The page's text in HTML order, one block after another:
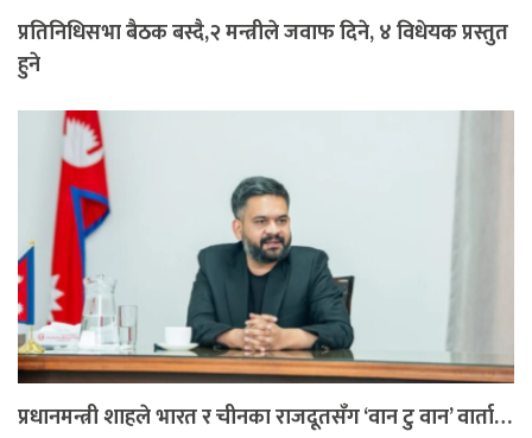
प्रतिनिधिसभा बैठक बस्दै,२ मन्त्रीले जवाफ दिने, ४ विधेयक प्रस्तुत
हुने
प्रधानमन्त्री शाहले भारत र चीनका राजदूतसँग ‘वान टु वान’ वार्ता…